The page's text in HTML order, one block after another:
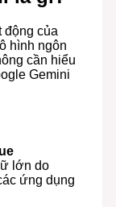
động của
hình ngôn
cần hiểu
Gemini
lớn do
ứng dụng